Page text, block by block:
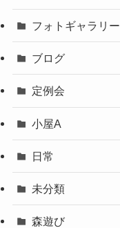
フォトギャラリー
ブログ
定例会
小屋A
日常
未分類
森遊び